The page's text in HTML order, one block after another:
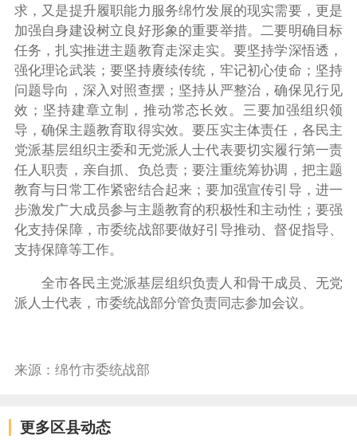
求，又是提升履职能力服务绵竹发展的现实需要，更是
加强自身建设树立良好形象的重要举措。二要明确目标
任务，扎实推进主题教育走深走实。要坚持学深悟透，
强化理论武装；要坚持赓续传统，牢记初心使命；坚持
问题导向，深入对照查摆；坚持从严整治，确保见行见
效；坚持建章立制，推动常态长效。三要加强组织领
导，确保主题教育取得实效。要压实主体责任，各民主
党派基层组织主委和无党派人士代表要切实履行第一责
任人职责，亲自抓、负总责；要注重统筹协调，把主题
教育与日常工作紧密结合起来；要加强宣传引导，进一
步激发广大成员参与主题教育的积极性和主动性；要强
化支持保障，市委统战部要做好引导推动、督促指导、
支持保障等工作。
全市各民主党派基层组织负责人和骨干成员、无党
派人士代表，市委统战部分管负责同志参加会议。
来源：绵竹市委统战部
更多区县动态